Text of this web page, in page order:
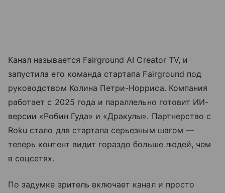
Канал называется Fairground AI Creator TV, и
запустила его команда стартапа Fairground под
руководством Колина Петри-Норриса. Компания
работает с 2025 года и параллельно готовит ИИ-
версии «Робин Гуда» и «Дракулы». Партнерство с
Roku стало для стартапа серьезным шагом —
теперь контент видит гораздо больше людей, чем
в соцсетях.
По задумке зритель включает канал и просто